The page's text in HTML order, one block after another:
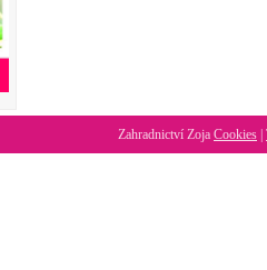
Zahradnictví Zoja Cookies